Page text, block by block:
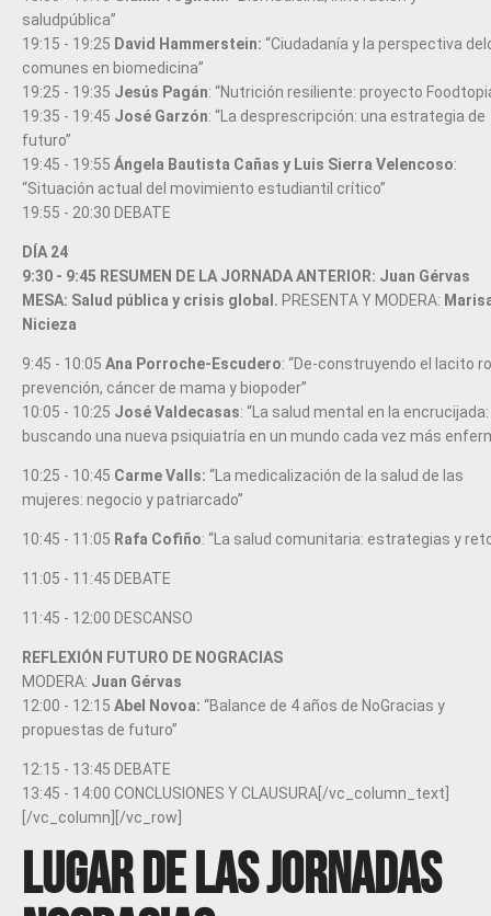
saludpública”
19:15 - 19:25 David Hammerstein: “Ciudadanía y la perspectiva
comunes en biomedicina”
19:25 - 19:35 Jesús Pagán: “Nutrición resiliente: proyecto
19:35 - 19:45 José Garzón: “La desprescripción: una estrategia de
futuro”
19:45 - 19:55 Ángela Bautista Cañas y Luis Sierra Velencoso:
“Situación actual del movimiento estudiantil crítico”
19:55 - 20:30 DEBATE
DÍA 24
9:30 - 9:45 RESUMEN DE LA JORNADA ANTERIOR: Juan Gérvas
MESA: Salud pública y crisis global. PRESENTA Y MODERA:
Nicieza
9:45 - 10:05 Ana Porroche-Escudero: “De-construyendo el lacito
prevención, cáncer de mama y biopoder”
10:05 - 10:25 José Valdecasas: “La salud mental en la encrucijada:
buscando una nueva psiquiatría en un mundo cada vez más
10:25 - 10:45 Carme Valls: “La medicalización de la salud de las
mujeres: negocio y patriarcado”
10:45 - 11:05 Rafa Cofiño: “La salud comunitaria: estrategias y
11:05 - 11:45 DEBATE
11:45 - 12:00 DESCANSO
REFLEXIÓN FUTURO DE NOGRACIAS
MODERA: Juan Gérvas
12:00 - 12:15 Abel Novoa: “Balance de 4 años de NoGracias y
propuestas de futuro”
12:15 - 13:45 DEBATE
13:45 - 14:00 CONCLUSIONES Y CLAUSURA[/vc_column_text]
[/vc_column][/vc_row]
Lugar de las Jornadas